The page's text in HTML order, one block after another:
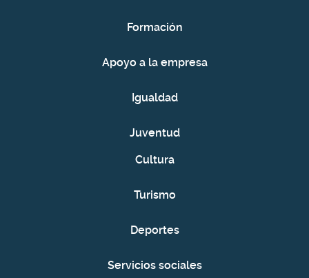
Formación
Apoyo a la empresa
Igualdad
Juventud
Cultura
Turismo
Deportes
Servicios sociales